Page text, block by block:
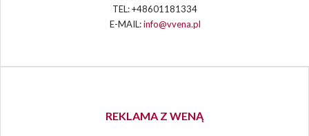
TEL: +48601181334
E-MAIL:info@vvena.pl
REKLAMA Z WENĄ